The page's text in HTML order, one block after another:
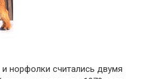
норфолки считались двумя